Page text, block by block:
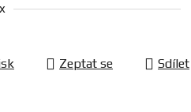
Zeptat se Sdílet